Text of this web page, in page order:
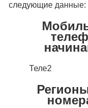
следующие данные:
Теле2